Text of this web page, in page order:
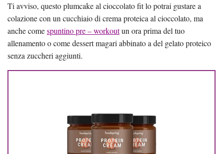
Ti avviso, questo plumcake al cioccolato fit lo potrai gustare a
colazione con un cucchiaio di crema proteica al cioccolato, ma
anche comespuntino pre – workoutun ora prima del tuo
allenamento o come dessert magari abbinato a del gelato proteico
senza zuccheri aggiunti.